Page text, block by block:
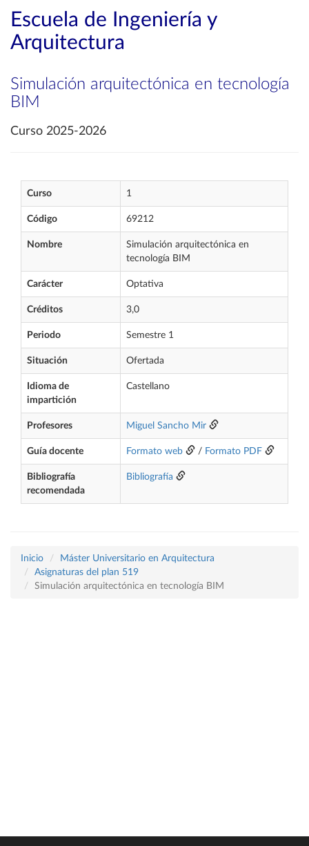
Escuela de Ingeniería y
Arquitectura
Simulación arquitectónica en tecnología
BIM
Curso 2025-2026
Curso 1
Código 69212
Nombre
Simulación arquitectónica en
tecnología BIM
Carácter Optativa
Créditos 3,0
Periodo Semestre 1
Situación Ofertada
Idioma de
impartición
Castellano
Profesores Miguel Sancho Mir
Guía docente Formato web / Formato PDF
Bibliografía
recomendada
Bibliografía
Inicio
Máster Universitario en Arquitectura
Asignaturas del plan 519
Simulación arquitectónica en tecnología BIM